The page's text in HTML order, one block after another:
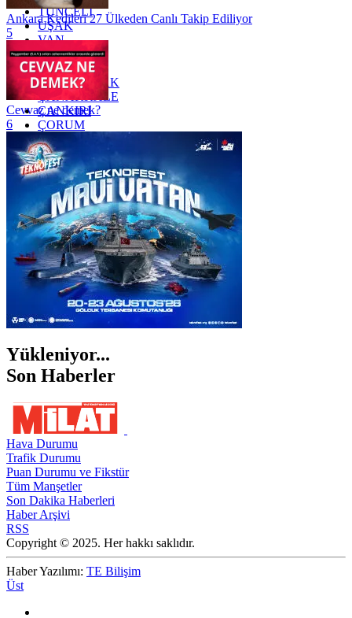
TUNCELİ
UŞAK
VAN
YALOVA
YOZGAT
ZONGULDAK
ÇANAKKALE
ÇANKIRI
ÇORUM
İSTANBUL
İZMİR
ŞANLIURFA
ŞIRNAK
Ankara Kedileri 27 Ülkeden Canlı Takip Ediliyor
5
Cevvaz ne demek?
6
Yükleniyor...
Son Haberler
Hava Durumu
Trafik Durumu
Puan Durumu ve Fikstür
Tüm Manşetler
Son Dakika Haberleri
Haber Arşivi
RSS
Copyright © 2025. Her hakkı saklıdır.
Haber Yazılımı: TE Bilişim
Üst